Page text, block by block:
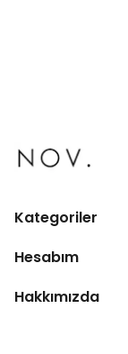
Kategoriler
Hesabım
Hakkımızda